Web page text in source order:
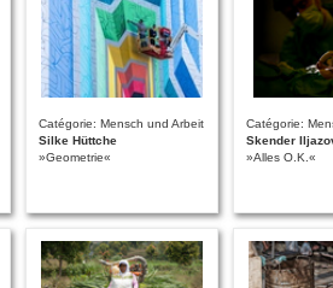
Catégorie: Mensch und Arbeit
Silke Hüttche
»Geometrie«
Catégorie:
Skender
»Alles O.K.«